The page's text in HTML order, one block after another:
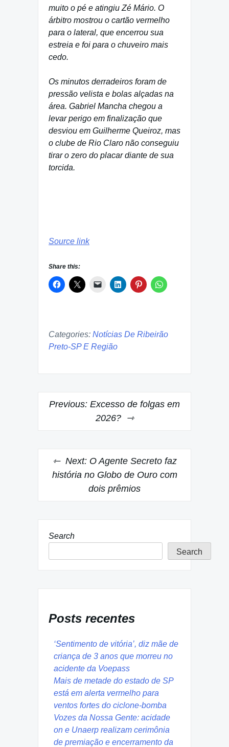
muito o pé e atingiu Zé Mário. O
árbitro mostrou o cartão vermelho
para o lateral, que encerrou sua
estreia e foi para o chuveiro mais
cedo.
Os minutos derradeiros foram de
pressão velista e bolas alçadas na
área. Gabriel Mancha chegou a
levar perigo em finalização que
desviou em Guilherme Queiroz, mas
o clube de Rio Claro não conseguiu
tirar o zero do placar diante de sua
torcida.
Source link
Share this:
Categories: Notícias De Ribeirão
Preto-SP E Região
Post
navigation
Previous: Excesso de folgas em
2026?
Next: O Agente Secreto faz
história no Globo de Ouro com
dois prêmios
Search
Search
Posts recentes
‘Sentimento de vitória’, diz mãe de
criança de 3 anos que morreu no
acidente da Voepass
Mais de metade do estado de SP
está em alerta vermelho para
ventos fortes do ciclone-bomba
Vozes da Nossa Gente: acidade
on e Unaerp realizam cerimônia
de premiação e encerramento da